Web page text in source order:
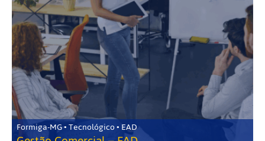
Formiga-MG • Tecnológico • EAD